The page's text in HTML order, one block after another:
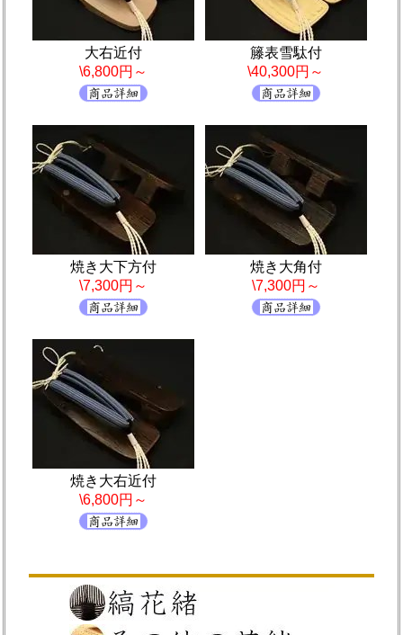
大右近付
\6,800円～
籐表雪駄付
\40,300円～
焼き大下方付
\7,300円～
焼き大角付
\7,300円～
焼き大右近付
\6,800円～